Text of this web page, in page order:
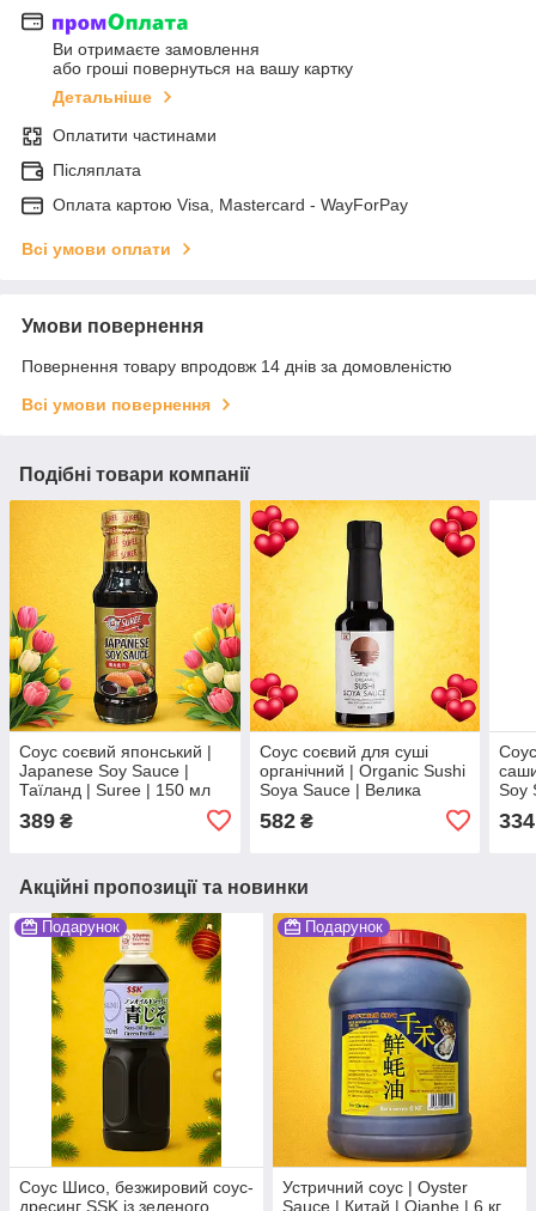
Ви отримаєте замовлення
або гроші повернуться на вашу картку
Детальніше
Оплатити частинами
Післяплата
Оплата картою Visa, Mastercard - WayForPay
Всі умови оплати
Умови повернення
Повернення товару впродовж 14 днів за домовленістю
Всі умови повернення
Подібні товари компанії
Соус соєвий японський |
Japanese Soy Sauce |
Таїланд | Suree | 150 мл
389 ₴
Соус соєвий для суші
органічний | Organic Sushi
Soya Sauce | Велика
150 мл VG
582₴
Soy
334
Акційні пропозиції та новинки
Подарунок
Соус Шисо, безжировий соус-
дресинг SSK із зеленого
Подарунок
Устричний соус | Oyster
Sauce | Китай | Qianhe | 6 кг